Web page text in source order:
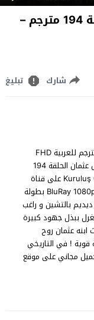
مسلسل المؤسس عثمان الحلقة 194 مترجم –
شارك تبليغ
مشاهدة مسلسل المؤسس عثمان الحلقة 194 مترجم للعربية FHD
قصة عشق الاصلي شاهد بدون اعلانات المؤسس عثمان الحلقة 194
المائة والرابعة والتسعون Kuruluş Osman episode 194 على قناة
ATV مباشر يوتيوب اون لان جودة BluRay 1080p 720p 480p بطولة
بالتشين و راغب
ببذل جهود كبيرة
ابنه عثمان روح
قوية ! في التاريخي
مجاني على موقع